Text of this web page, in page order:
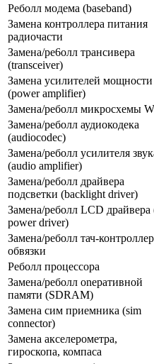
Реболл модема (baseband)
Замена контроллера питания
радиочасти
Замена/ре6олл трансивера
(transceiver)
Замена усилителей мощности
(power amplifier)
Замена/реболл микросхемы
Замена/реболл аудиокодека
(audiocodec)
Замена/реболл усилителя
(audio amplifier)
Замена/реболл драйвера
подсветки (backlight driver)
Замена/реболл LCD драйвера
power driver)
Замена/реболл тач-
обвязки
Реболл процессора
Замена/реболл onepaтивной
памяти (SDRAM)
Замена сим приемника (sim
connector)
Замена акселерометра,
гироскопа, компаса